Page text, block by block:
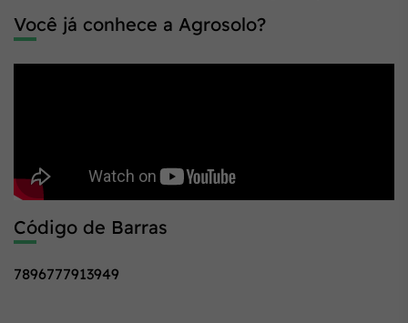
Você já conhece a Agrosolo?
Código de Barras
7896777913949